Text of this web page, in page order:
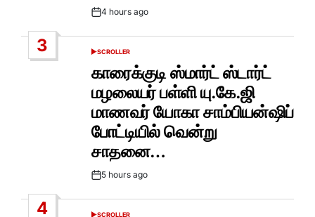
Post4 hours ago
3
POSTED
SCROLLER
காரைக்குடி ஸ்மார்ட் ஸ்டார்ட்
மழலையர் பள்ளி யு.கே.ஜி
மாணவர் யோகா சாம்பியன்ஷிப்
போட்டியில் வென்று
சாதனை…
Post5 hours ago
4 SCROLLER